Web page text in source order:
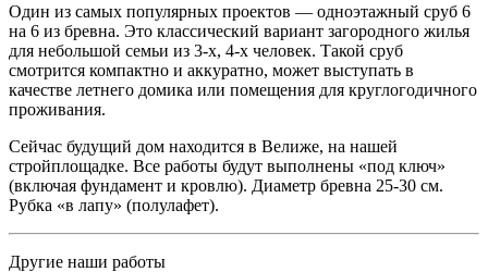
Один из самых популярных проектов — одноэтажный сруб 6
на 6 из бревна. Это классический вариант загородного жилья
для небольшой семьи из 3-х, 4-х человек. Такой сруб
смотрится компактно и аккуратно, может выступать в
качестве летнего домика или помещения для круглогодичного
проживания.
Сейчас будущий дом находится в Велиже, на нашей
стройплощадке. Все работы будут выполнены «под ключ»
(включая фундамент и кровлю). Диаметр бревна 25-30 см.
Рубка «в лапу» (полулафет).
Другие наши работы